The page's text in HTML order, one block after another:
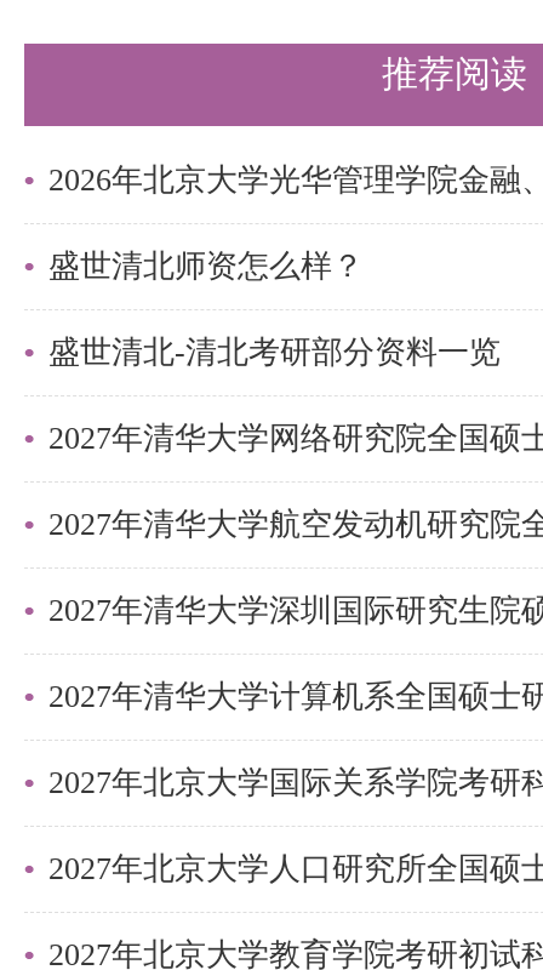
取消申请资格。
u 申请材料一经收到，恕不退还。
夏令营材料审核和夏令营入营资
专家委员会负责。该项工作将于
料审核期间不接受电话或Email
营入营名单将以邮件方式发送到
箱，请保持邮件畅通。未入选者
电子邮件：
以上是关于【2025年北京大学软
大学生夏令营通知】的内容，希
同学们节约时间，提高上岸的成
需要说的是，考清北竞争大，压
推荐阅读
盛世清北师资怎么样？
盛世清北-清北考研部分资料一览
2027年清华大学深圳国际研究生院
2027年北京大学国际关系学院考研
2027年北京大学教育学院考研初试